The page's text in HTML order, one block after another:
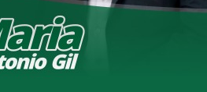
unidades habitacionais com as
idosas.
Sala, Banheiro, Cozinha e